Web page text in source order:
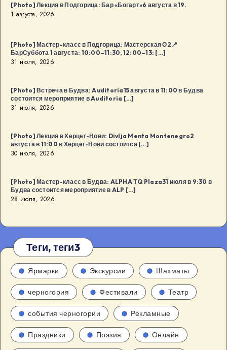
[Photo] Лекция в Подгорица: Бар «Богарт»6 августа в 19.
1 августа, 2026
[Photo] Мастер-класс в Подгорица: Мастерская О2📍
БарСуббота 1 августа: 10:00–11:30, 12:00–13: […]
31 июля, 2026
[Photo] Встреча в Будва: Auditoria15 августа в 11:00 в Будва
состоится мероприятие в Auditoria […]
31 июля, 2026
[Photo] Лекция в Херцег-Нови: Divlja Menta Montenegro2
августа в 11:00 в Херцег-Нови состоится […]
30 июля, 2026
[Photo] Мастер-класс в Будва: ALPHA TQ Plaza31 июля в 9:30 в
Будва состоится мероприятие в ALP […]
28 июля, 2026
Теги, теги3
Ярмарки Экскурсии Шахматы
черногория Фестивали Театр
события черногории Рекламные
Праздники Поэзия Онлайн